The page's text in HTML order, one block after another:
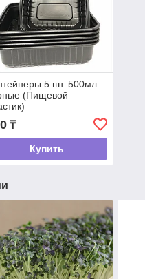
5 шт. 500мл
(Пищевой
₸
Купить